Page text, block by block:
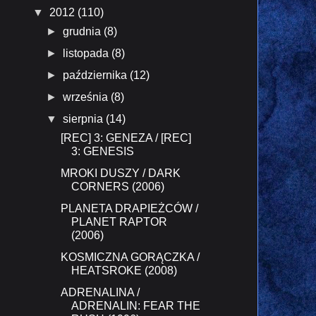
▼ 2012 (110)
►grudnia (8)
►
listopada (8)
► października (12)
►września (8)
▼sierpnia (14)
[REC] 3: GENEZA / [REC]
3: GENESIS
MROKI DUSZY / DARK
CORNERS (2006)
PLANETA DRAPIEŻCÓW /
PLANET RAPTOR
(2006)
KOSMICZNA GORĄCZKA /
HEATSROKE (2008)
ADRENALINA /
ADRENALIN: FEAR THE